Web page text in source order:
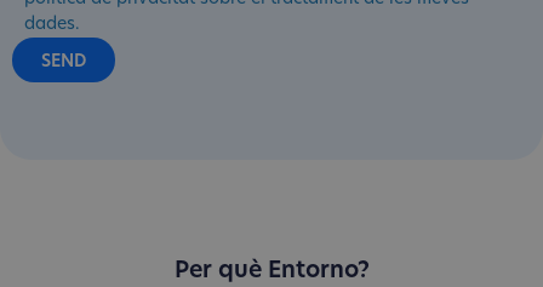
dades.
Per què Entorno?